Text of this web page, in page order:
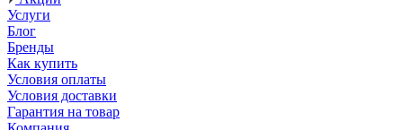
Услуги
Блог
Бренды
Как купить
Условия оплаты
Условия доставки
Гарантия на товар